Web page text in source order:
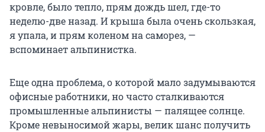
кровле, было тепло, прям дождь шел, где-то
неделю-две назад. И крыша была очень скользкая,
я упала, и прям коленом на саморез, —
вспоминает альпинистка.
Еще одна проблема, о которой мало задумываются
офисные работники, но часто сталкиваются
промышленные альпинисты — палящее солнце.
Кроме невыносимой жары, велик шанс получить